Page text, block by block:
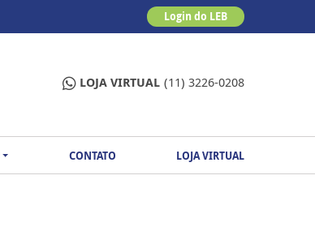
Login do LEB
LOJA VIRTUAL (11) 3226-0208
CONTATO LOJA VIRTUAL